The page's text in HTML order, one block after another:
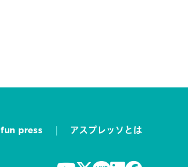
fun press アスプレッソとは